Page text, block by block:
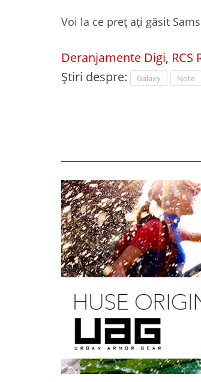
Voi la ce preț ați găsit
Deranjamente Digi, RCS
Știri despre:
Galaxy Note